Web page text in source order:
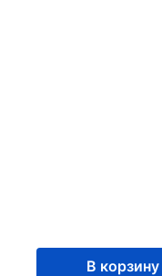
В корзину